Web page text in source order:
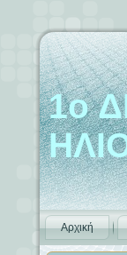
1ο
Αρχική